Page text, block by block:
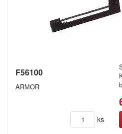
F56100
ARMOR
ks